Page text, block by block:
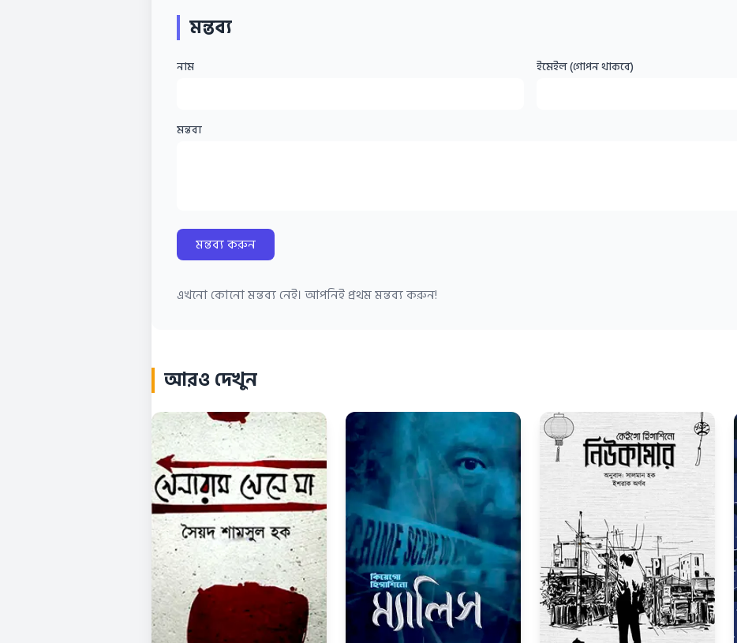
মন্তব্য
নাম ইমেইল (গোপন থাকবে)
মন্তব্য
মন্তব্য করুন
এখনো কোনো মন্তব্য নেই। আপনিই প্রথম মন্তব্য করুন!
আরও দেখুন